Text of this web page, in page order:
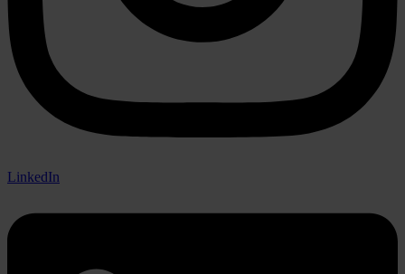
LinkedIn